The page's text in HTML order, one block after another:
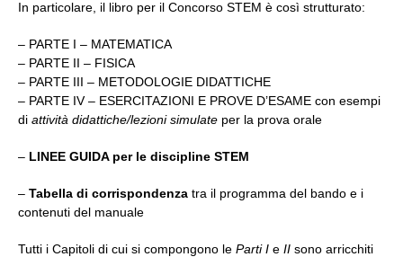
In particolare, il libro per il Concorso STEM è così strutturato:
– PARTE I – MATEMATICA
– PARTE II – FISICA
– PARTE III – METODOLOGIE DIDATTICHE
– PARTE IV – ESERCITAZIONI E PROVE D’ESAME con esempi
di attività didattiche/lezioni simulate per la prova orale
– LINEE GUIDA per le discipline STEM
– Tabella di corrispondenza tra il programma del bando e i
contenuti del manuale
Tutti i Capitoli di cui si compongono le Parti I e II sono arricchiti